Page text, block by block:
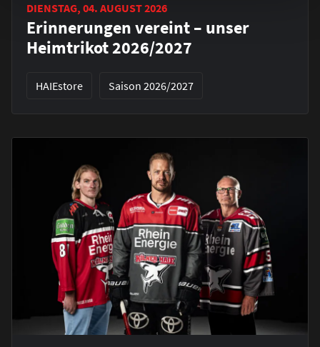
DIENSTAG, 04. AUGUST 2026
Erinnerungen vereint – unser
Heimtrikot 2026/2027
HAIEstore Saison 2026/2027